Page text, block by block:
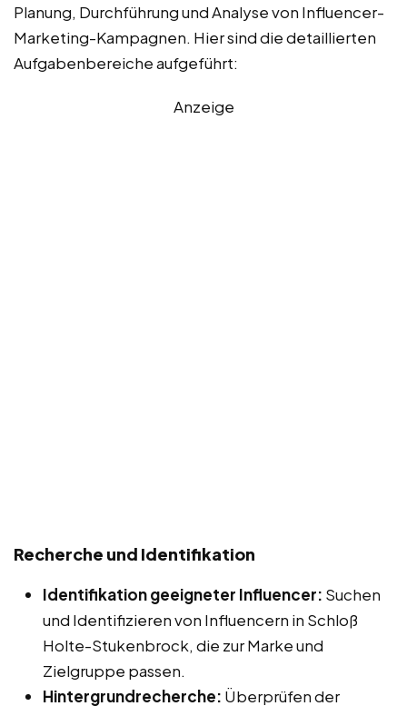
Planung, Durchführung und Analyse von Influencer-
Marketing-Kampagnen. Hier sind die detaillierten
Aufgabenbereiche aufgeführt:
Anzeige
Recherche und Identifikation
Identifikation geeigneter Influencer: Suchen
und Identifizieren von Influencern in Schloß
Holte-Stukenbrock, die zur Marke und
Zielgruppe passen.
Hintergrundrecherche: Überprüfen der